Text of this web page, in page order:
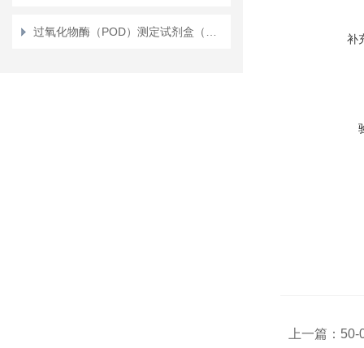
补
上一篇： 50-